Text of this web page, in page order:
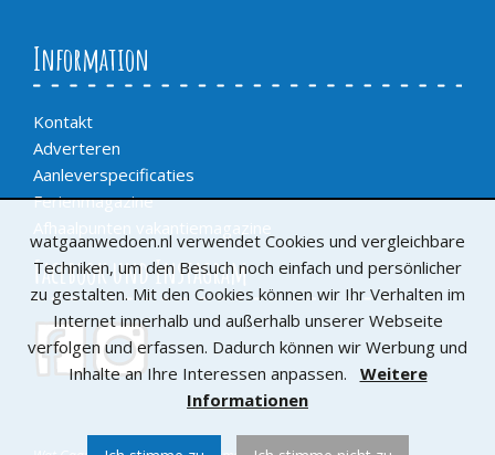
Information
Kontakt
Adverteren
Aanleverspecificaties
Ferienmagazine
Afhaalpunten vakantiemagazine
Facebook und Instagram
watgaanwedoen.nl verwendet Cookies und vergleichbare
Techniken, um den Besuch noch einfach und persönlicher
zu gestalten. Mit den Cookies können wir Ihr Verhalten im
Internet innerhalb und außerhalb unserer Webseite
verfolgen und erfassen. Dadurch können wir Werbung und
Inhalte an Ihre Interessen anpassen. Weitere
Informationen